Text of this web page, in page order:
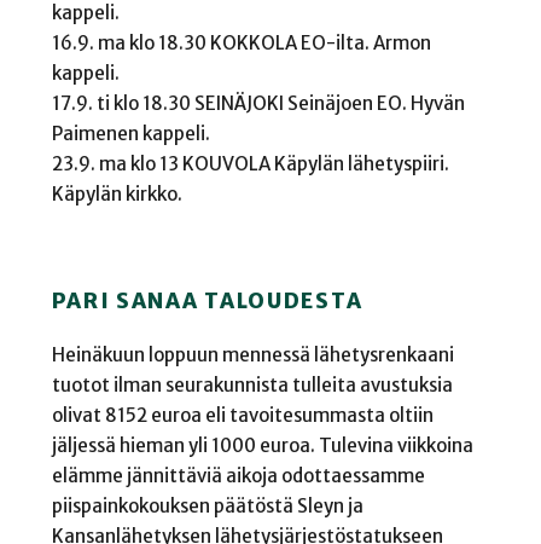
kappeli.
16.9. ma klo 18.30 KOKKOLA EO-ilta. Armon
kappeli.
17.9. ti klo 18.30 SEINÄJOKI Seinäjoen EO. Hyvän
Paimenen kappeli.
23.9. ma klo 13 KOUVOLA Käpylän lähetyspiiri.
Käpylän kirkko.
PARI SANAA TALOUDESTA
Heinäkuun loppuun mennessä lähetysrenkaani
tuotot ilman seurakunnista tulleita avustuksia
olivat 8152 euroa eli tavoitesummasta oltiin
jäljessä hieman yli 1000 euroa. Tulevina viikkoina
elämme jännittäviä aikoja odottaessamme
piispainkokouksen päätöstä Sleyn ja
Kansanlähetyksen lähetysjärjestöstatukseen